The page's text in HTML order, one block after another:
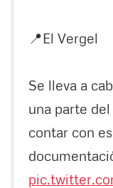
📍El Vergel
Se lleva a
una parte
contar con